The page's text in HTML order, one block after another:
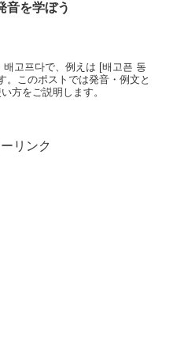
音を学ぼう
고프다で、例えは [배고픈 동
。このポストでは発音・例文と
方をご説明します。
リンク